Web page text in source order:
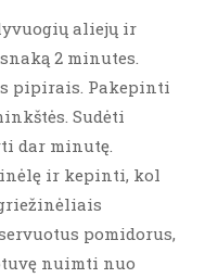
aliejų ir
2 minutes.
pipirais. Pakepinti
Sudėti
dar minutę.
ir kepinti, kol
pomidorus,
nuimti nuo